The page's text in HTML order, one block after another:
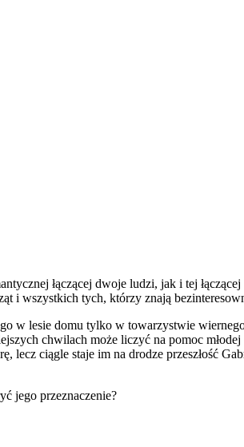
łączącej dwoje ludzi, jak i tej
i wszystkich tych, którzy znają
w lesie domu tylko w towarzystwie
chwilach może liczyć na pomoc
lecz ciągle staje im na drodze przeszłość
jego przeznaczenie?